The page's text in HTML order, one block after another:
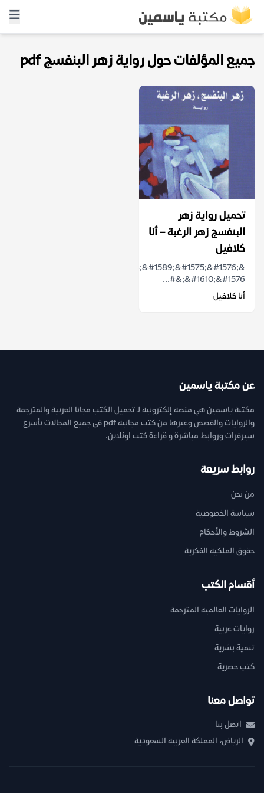
جميع المؤلفات حول رواية زهر البنفسج pdf
تحميل رواية زهر
البنفسج زهر الرغبة – أنا
كلافيل
&#1610;&#1576;&#...
أنا كلافيل
عن مكتبة ياسمين
مكتبة ياسمين هي منصة إلكترونية لـ تحميل الكتب مجانا العربية والمترجمة
والروايات والقصص وغيرها من كتب مجانية pdf فى جميع المجالات بأسرع
سيرفرات وروابط مباشرة و قراءة كتب اونلاين.
روابط سريعة
من نحن
سياسة الخصوصية
الشروط والأحكام
حقوق الملكية الفكرية
أقسام الكتب
الروايات العالمية المترجمة
روايات عربية
تنمية بشرية
كتب حصرية
تواصل معنا
اتصل بنا
الرياض، المملكة العربية السعودية